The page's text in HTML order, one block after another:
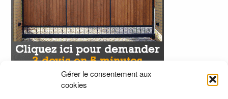
Gérer le consentement aux
cookies